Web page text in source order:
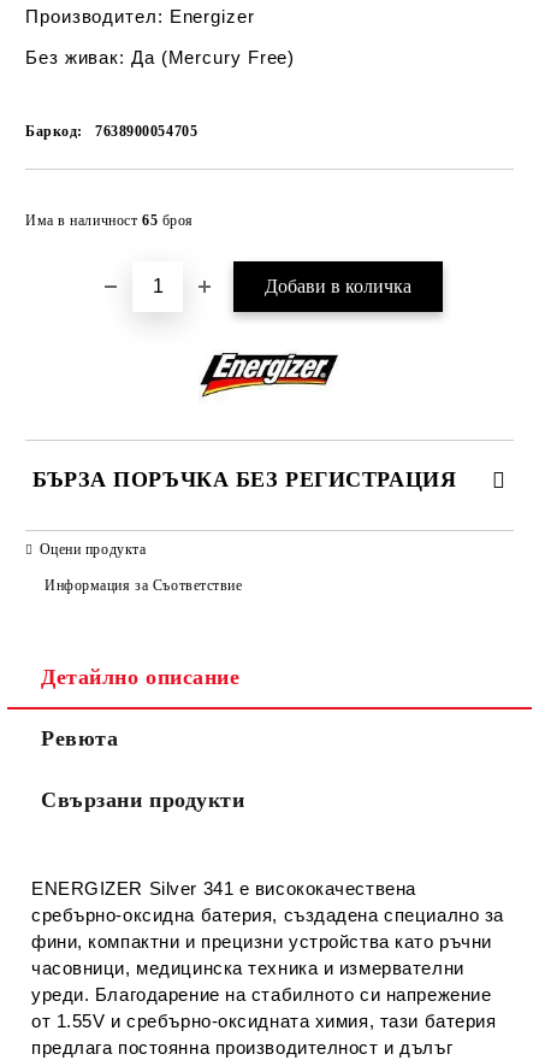
Производител: Energizer
Без живак: Да (Mercury Free)
Баркод: 7638900054705
Има в наличност 65 броя
БЪРЗА ПОРЪЧКА БЕЗ РЕГИСТРАЦИЯ
Съгласен съм с
Ние ще се свържем с вас в рамките на работния ден.
Оцени продукта
Информация за Съответствие
Детайлно описание
Ревюта
Свързани продукти
ENERGIZER Silver 341 е висококачествена
сребърно-оксидна батерия, създадена специално за
фини, компактни и прецизни устройства като ръчни
часовници, медицинска техника и измервателни
уреди. Благодарение на стабилното си напрежение
от 1.55V и сребърно-оксидната химия, тази батерия
предлага постоянна производителност и дълъг